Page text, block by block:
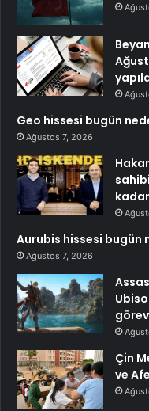
Geo hissesi bugün
Ağustos 7, 2026
Aurubis hissesi bugün
Ağustos 7, 2026
Çin
ve